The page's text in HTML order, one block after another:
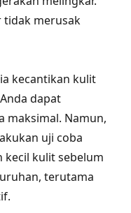
tidak merusak
kecantikan kulit
dapat
maksimal. Namun,
uji coba
kecil kulit sebelum
terutama